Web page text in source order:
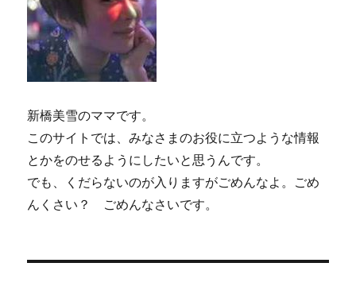
新橋美雪のママです。
このサイトでは、みなさまのお役に立つような情報
とかをのせるようにしたいと思うんです。
でも、くだらないのが入りますがごめんなよ。ごめ
んくさい？ ごめんなさいです。